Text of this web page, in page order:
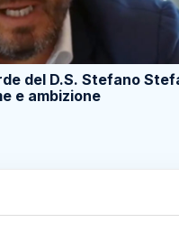
del D.S. Stefano
e ambizione